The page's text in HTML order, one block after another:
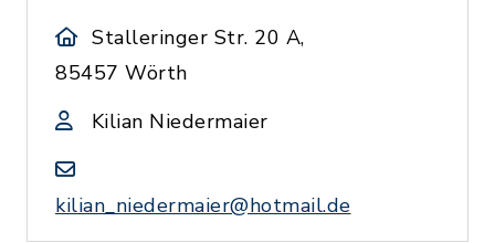
Stalleringer Str. 20 A,
85457 Wörth
Kilian Niedermaier
kilian_niedermaier@hotmail.de